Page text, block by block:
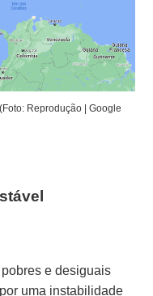
Reprodução | Google
e desiguais
uma instabilidade